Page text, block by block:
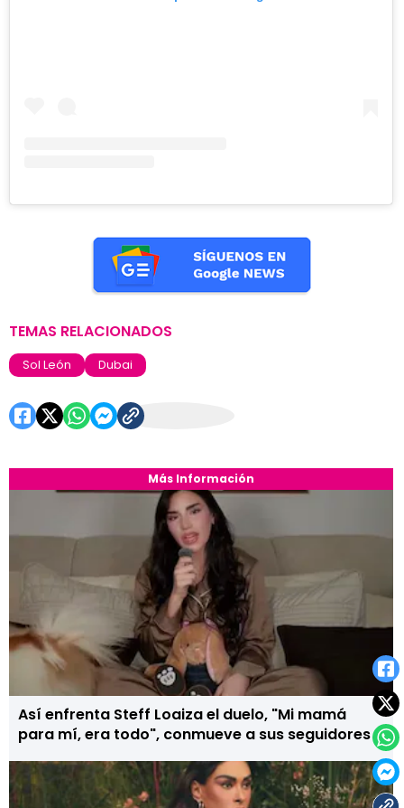
Más Información
Así enfrenta Steff Loaiza el duelo, "Mi mamá
para mí, era todo", conmueve a sus seguidores
TEMAS RELACIONADOS
Sol León Dubai